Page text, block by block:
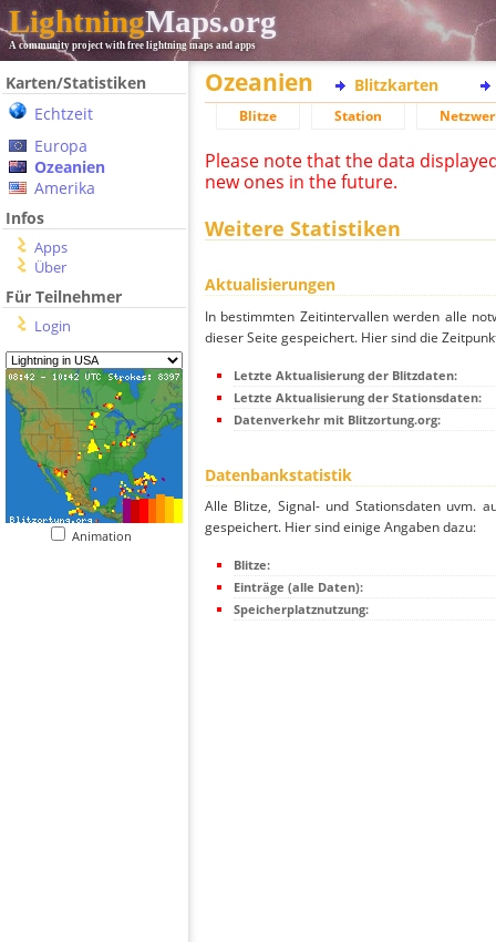
LightningMaps.org
A community project with free lightning maps and apps
Karten/Statistiken
Echtzeit
Europa
Ozeanien
Amerika
Infos
Apps
Über
Für Teilnehmer
Login
Animation
Ozeanien Blitzkarten
Blitze Station
Please note that the data
new ones in the future.
Weitere Statistiken
Aktualisierungen
In bestimmten Zeitintervallen werden alle
dieser Seite gespeichert. Hier sind die
Letzte Aktualisierung der Blitzdaten:
Letzte Aktualisierung der Stationsdaten:
Datenverkehr mit Blitzortung.org:
Datenbankstatistik
Alle Blitze, Signal- und Stationsdaten uvm.
gespeichert. Hier sind einige Angaben dazu:
Blitze:
Einträge (alle Daten):
Speicherplatznutzung: